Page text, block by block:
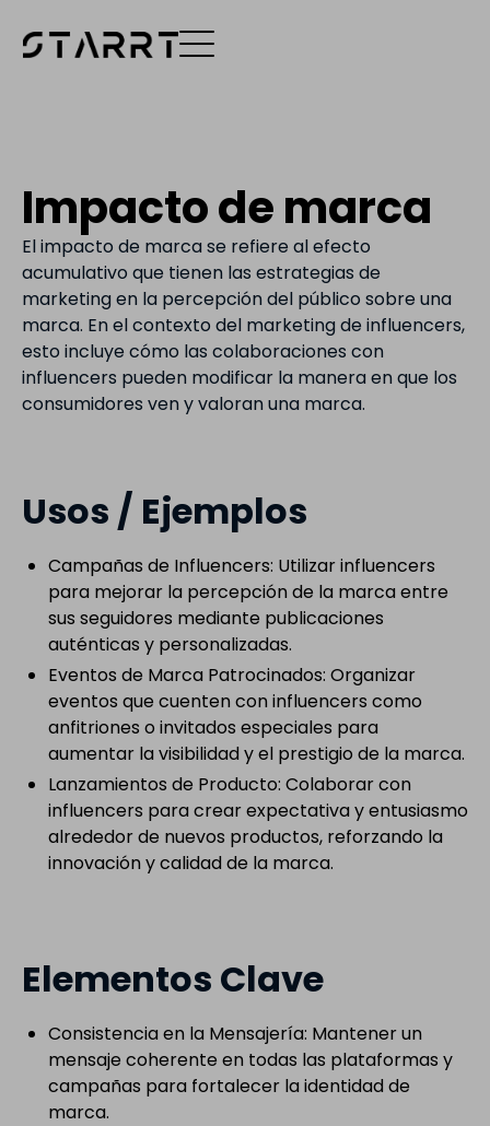
Impacto de marca
El impacto de marca se refiere al efecto
acumulativo que tienen las estrategias de
marketing en la percepción del público sobre una
marca. En el contexto del marketing de influencers,
esto incluye cómo las colaboraciones con
influencers pueden modificar la manera en que los
consumidores ven y valoran una marca.
Usos / Ejemplos
Campañas de Influencers: Utilizar influencers
para mejorar la percepción de la marca entre
sus seguidores mediante publicaciones
auténticas y personalizadas.
Eventos de Marca Patrocinados: Organizar
eventos que cuenten con influencers como
anfitriones o invitados especiales para
aumentar la visibilidad y el prestigio de la marca.
Lanzamientos de Producto: Colaborar con
influencers para crear expectativa y entusiasmo
alrededor de nuevos productos, reforzando la
innovación y calidad de la marca.
Elementos Clave
Consistencia en la Mensajería: Mantener un
mensaje coherente en todas las plataformas y
campañas para fortalecer la identidad de
marca.